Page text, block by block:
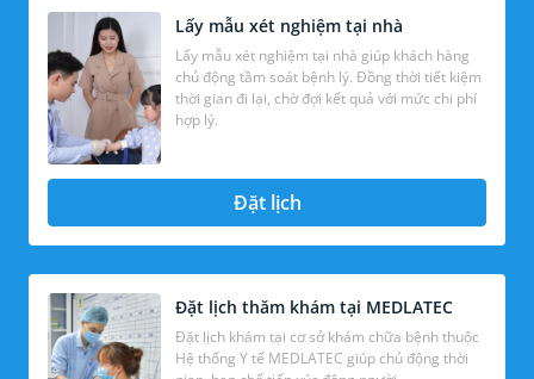
Lấy mẫu xét nghiệm tại nhà
Lấy mẫu xét nghiệm tại nhà giúp khách hàng
chủ động tầm soát bệnh lý. Đồng thời tiết kiệm
thời gian đi lại, chờ đợi kết quả với mức chi phí
hợp lý.
Đặt lịch
Đặt lịch thăm khám tại MEDLATEC
Đặt lịch khám tại cơ sở khám chữa bệnh thuộc
Hệ thống Y tế MEDLATEC giúp chủ động thời